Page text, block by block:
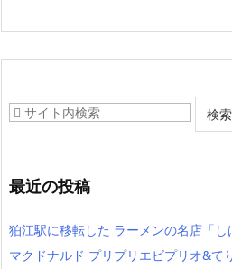
最近の投稿
狛江駅に移転した ラーメンの名店「し
マクドナルド プリプリエビプリオ&て